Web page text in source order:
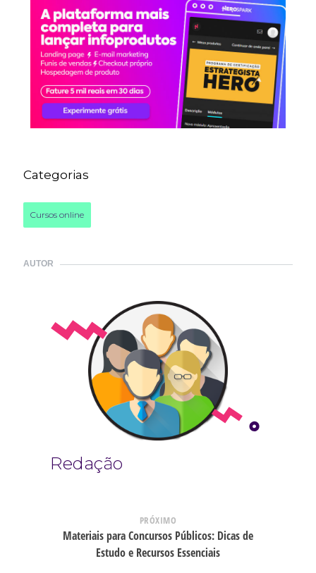
Categorias
Cursos online
AUTOR
Redação
PRÓXIMO
Materiais para Concursos Públicos: Dicas de
Estudo e Recursos Essenciais